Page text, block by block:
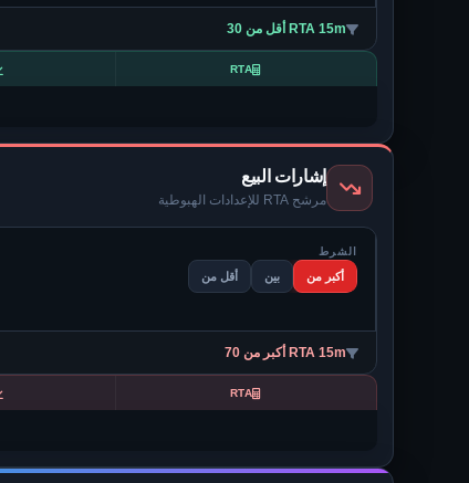
RTA 15m أقل من 30
RTA
إشارات البيع
مرشح RTA للإعدادات الهبوطية
الشرط
أكبر من بين أقل من
RTA 15m أكبر من 70
RTA